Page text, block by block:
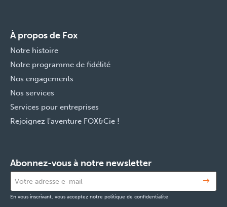
À propos de Fox
Notre histoire
Notre programme de fidélité
Nos engagements
Nos services
Services pour entreprises
Rejoignez l'aventure FOX&Cie !
Abonnez-vous à notre newsletter
En vous inscrivant, vous acceptez notre politique de confidentialité